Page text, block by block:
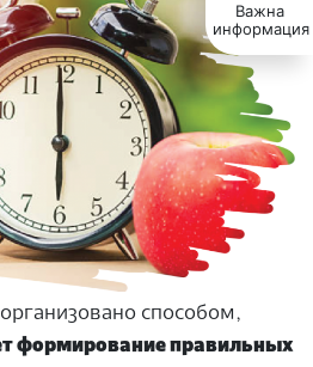
Важна
информация
способом,
формирование правильных